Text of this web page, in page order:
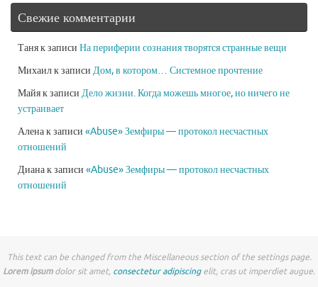
Свежие комментарии
Таняк записи На периферии сознания творятся странные вещи
Михаилк записи Дом, в котором… Системное прочтение
Майяк записи Дело жизни. Когда можешь многое, но ничего не
устраивает
Аленак записи «Abuse» Земфиры — протокол несчастных
отношений
Дианак записи «Abuse» Земфиры — протокол несчастных
отношений
This text can be changed from the Miscellaneous section of the settings page.
Lorem ipsumdolor sit amet, consectetur adipiscingelit, cras ut imperdiet augue.